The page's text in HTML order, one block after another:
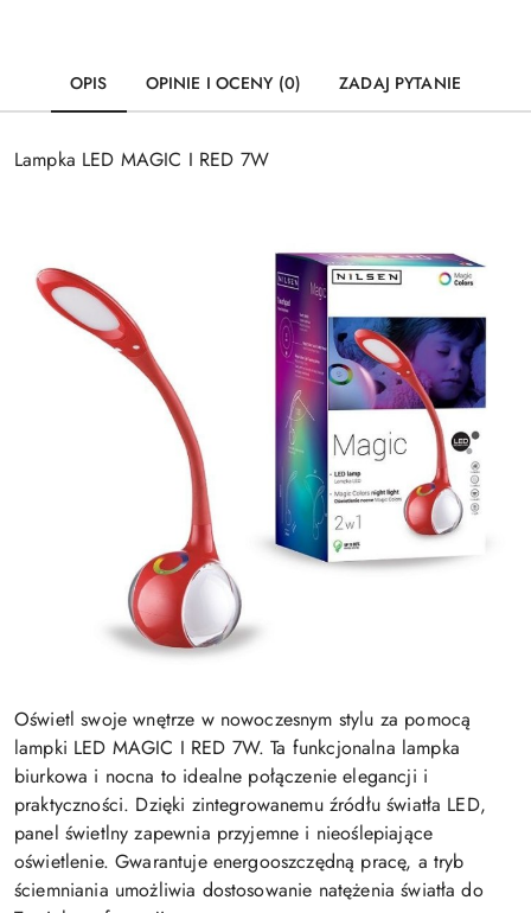
OPIS OPINIE I OCENY (0) ZADAJ PYTANIE
Lampka LED MAGIC I RED 7W
Oświetl swoje wnętrze w nowoczesnym stylu za pomocą
lampki LED MAGIC I RED 7W. Ta funkcjonalna lampka
biurkowa i nocna to idealne połączenie elegancji i
praktyczności. Dzięki zintegrowanemu źródłu światła LED,
panel świetlny zapewnia przyjemne i nieoślepiające
oświetlenie. Gwarantuje energooszczędną pracę, a tryb
ściemniania umożliwia dostosowanie natężenia światła do